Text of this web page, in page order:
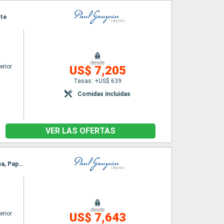
desde
US$ 7,205
Tasas: +US$ 639
Comidas incluidas
VER LAS OFERTAS
Itinerario : Papeete, Huahine, Raiatea, Motu Mahana, Bora Bora, Fakarava, Rangiroa, Moorea, Papeete
desde
US$ 7,643